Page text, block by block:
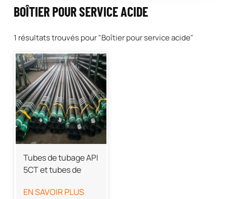
BOÎTIER POUR SERVICE ACIDE
1 résultats trouvés pour "Boîtier pour service acide"
Tubes de tubage API
5CT et tubes de
EN SAVOIR PLUS